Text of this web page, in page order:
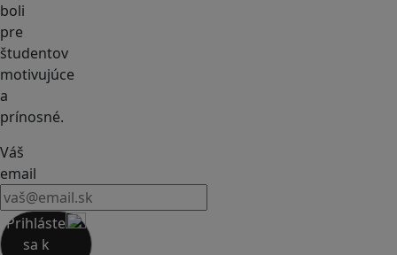
boli
pre
študentov
motivujúce
a
prínosné.
Váš
email
Prihláste
sa k